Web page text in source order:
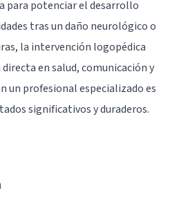
para potenciar el desarrollo
tras un daño neurológico o
la intervención logopédica
en salud, comunicación y
un profesional especializado es
significativos y duraderos.